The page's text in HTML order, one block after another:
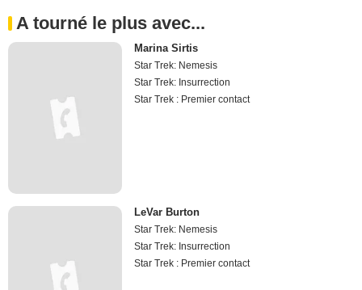
A tourné le plus avec...
Marina Sirtis
Star Trek: Nemesis
Star Trek: Insurrection
Star Trek : Premier contact
LeVar Burton
Star Trek: Nemesis
Star Trek: Insurrection
Star Trek : Premier contact